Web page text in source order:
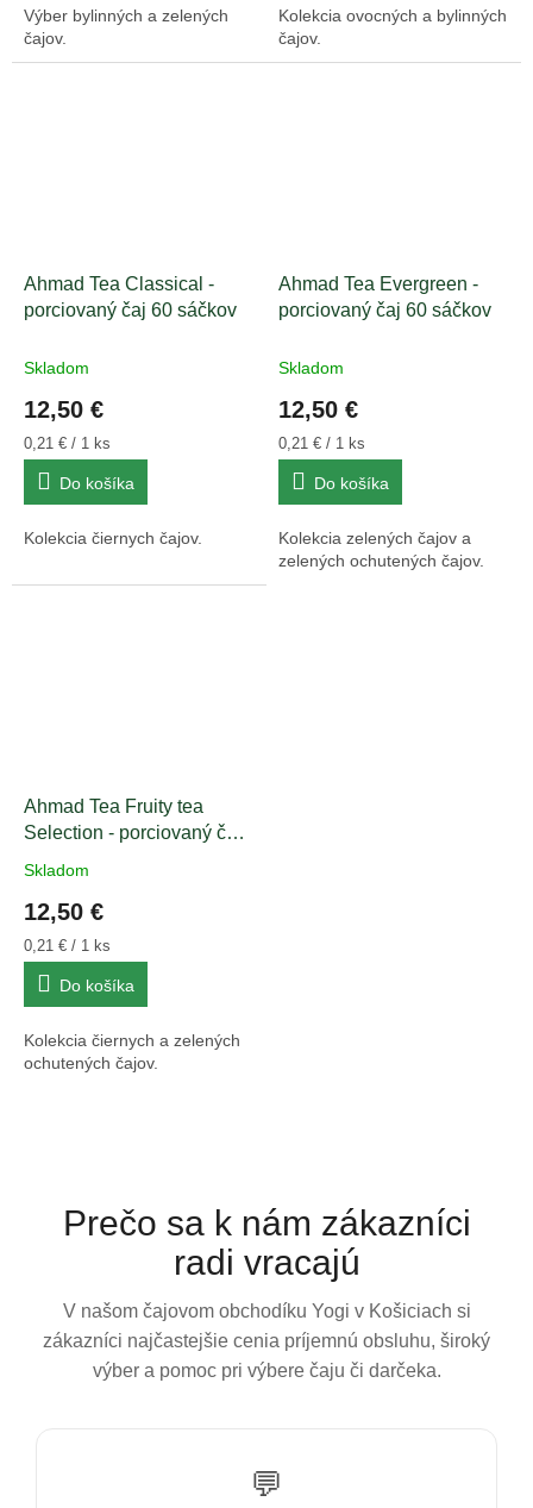
Výber bylinných a zelených
čajov.
Kolekcia ovocných a bylinných
čajov.
Ahmad Tea Classical -
porciovaný čaj 60 sáčkov
Skladom
12,50 €
Jednotková
cena:
0,21 € / 1 ks
Do košíka
Kolekcia čiernych čajov.
Ahmad Tea Evergreen -
porciovaný čaj 60 sáčkov
Skladom
12,50 €
Jednotková
cena:
0,21 € / 1 ks
Do košíka
Kolekcia zelených čajov a
zelených ochutených čajov.
Ahmad Tea Fruity tea
Selection - porciovaný čaj
Priemerné
produktu
je
5,0
5
hviezdičiek.
Skladom
12,50 €
Jednotková
cena:
0,21 € / 1 ks
Do košíka
Kolekcia čiernych a zelených
ochutených čajov.
Prečo sa k nám zákazníci
radi vracajú
V našom čajovom obchodíku Yogi v Košiciach si
zákazníci najčastejšie cenia príjemnú obsluhu, široký
výber a pomoc pri výbere čaju či darčeka.
💬